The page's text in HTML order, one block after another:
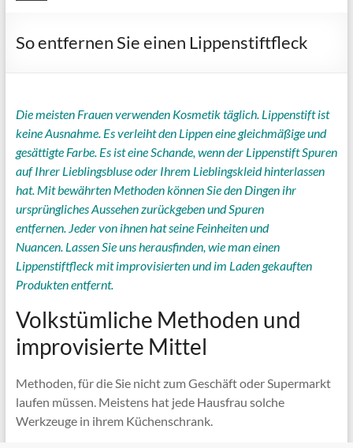
So entfernen Sie einen Lippenstiftfleck
Die meisten Frauen verwenden Kosmetik täglich. Lippenstift ist
keine Ausnahme. Es verleiht den Lippen eine gleichmäßige und
gesättigte Farbe. Es ist eine Schande, wenn der Lippenstift Spuren
auf Ihrer Lieblingsbluse oder Ihrem Lieblingskleid hinterlassen
hat. Mit bewährten Methoden können Sie den Dingen ihr
ursprüngliches Aussehen zurückgeben und Spuren
entfernen. Jeder von ihnen hat seine Feinheiten und
Nuancen. Lassen Sie uns herausfinden, wie man einen
Lippenstiftfleck mit improvisierten und im Laden gekauften
Produkten entfernt.
Volkstümliche Methoden und
improvisierte Mittel
Methoden, für die Sie nicht zum Geschäft oder Supermarkt
laufen müssen. Meistens hat jede Hausfrau solche
Werkzeuge in ihrem Küchenschrank.